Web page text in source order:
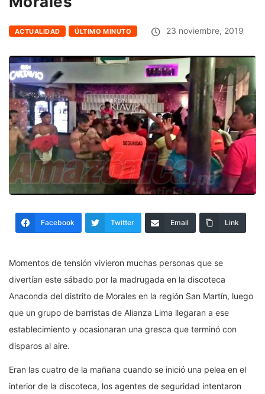
ACTUALIDAD ÚLTIMO MINUTO 23 noviembre, 2019
Facebook Twitter Email Link
Momentos de tensión vivieron muchas personas que se
divertían este sábado por la madrugada en la discoteca
Anaconda del distrito de Morales en la región San Martín, luego
que un grupo de barristas de Alianza Lima llegaran a ese
establecimiento y ocasionaran una gresca que terminó con
disparos al aire.
Eran las cuatro de la mañana cuando se inició una pelea en el
interior de la discoteca, los agentes de seguridad intentaron